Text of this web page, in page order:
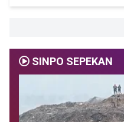
SINPO SEPEKAN